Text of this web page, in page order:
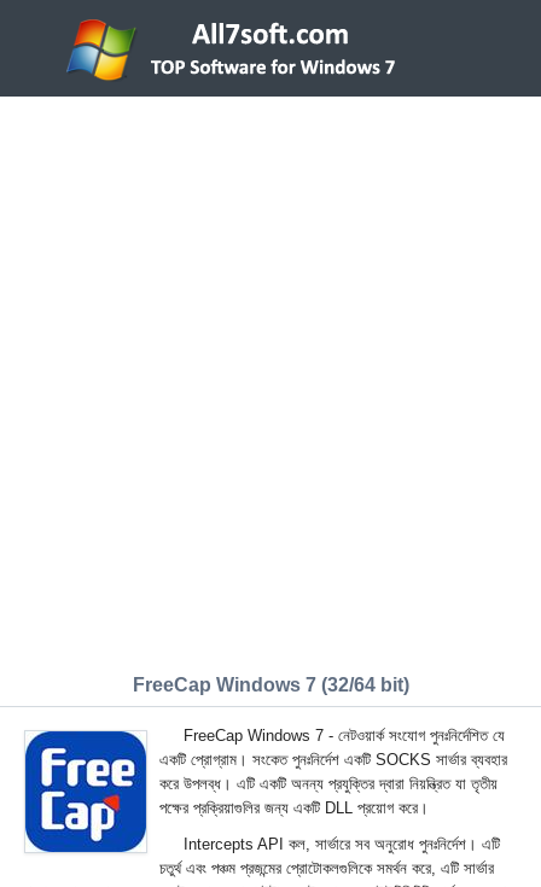
FreeCap Windows 7 (32/64 bit)
FreeCap Windows 7 - নেটওয়ার্ক সংযোগ পুনঃনির্দেশিত যে
একটি প্রোগ্রাম। সংকেত পুনঃনির্দেশ একটি SOCKS সার্ভার ব্যবহার
করে উপলব্ধ। এটি একটি অনন্য প্রযুক্তির দ্বারা নিয়ন্ত্রিত যা তৃতীয়
পক্ষের প্রক্রিয়াগুলির জন্য একটি DLL প্রয়োগ করে।
Intercepts API কল, সার্ভারে সব অনুরোধ পুনঃনির্দেশ। এটি
চতুর্থ এবং পঞ্চম প্রজন্মের প্রোটোকলগুলিকে সমর্থন করে, এটি সার্ভার